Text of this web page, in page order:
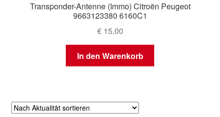
Transponder-Antenne (Immo) Citroën Peugeot
9663123380 6160C1
€15,00
In den Warenkorb